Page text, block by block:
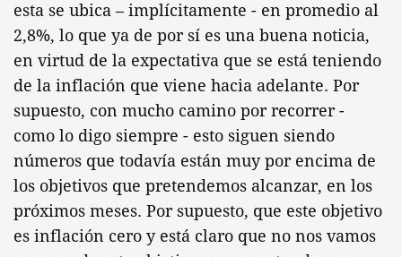
esta se ubica – implícitamente - en promedio al
2,8%, lo que ya de por sí es una buena noticia,
en virtud de la expectativa que se está teniendo
de la inflación que viene hacia adelante. Por
supuesto, con mucho camino por recorrer -
como lo digo siempre - esto siguen siendo
números que todavía están muy por encima de
los objetivos que pretendemos alcanzar, en los
próximos meses. Por supuesto, que este objetivo
es inflación cero y está claro que no nos vamos